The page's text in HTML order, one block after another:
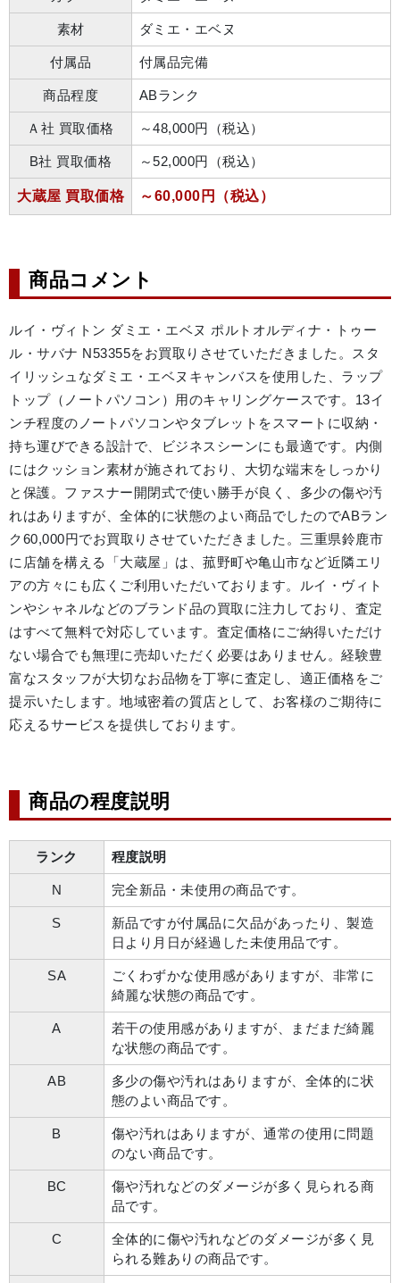
素材 ダミエ・エベヌ
付属品 付属品完備
商品程度 ABランク
Ａ社 買取価格 ～48,000円（税込）
B社 買取価格 ～52,000円（税込）
大蔵屋 買取価格 ～60,000円（税込）
商品コメント
ルイ・ヴィトン ダミエ・エベヌ ポルトオルディナ・トゥー
ル・サバナ N53355をお買取りさせていただきました。スタ
イリッシュなダミエ・エベヌキャンバスを使用した、ラップ
トップ（ノートパソコン）用のキャリングケースです。13イ
ンチ程度のノートパソコンやタブレットをスマートに収納・
持ち運びできる設計で、ビジネスシーンにも最適です。内側
にはクッション素材が施されており、大切な端末をしっかり
と保護。ファスナー開閉式で使い勝手が良く、多少の傷や汚
れはありますが、全体的に状態のよい商品でしたのでABラン
ク60,000円でお買取りさせていただきました。三重県鈴鹿市
に店舗を構える「大蔵屋」は、菰野町や亀山市など近隣エリ
アの方々にも広くご利用いただいております。ルイ・ヴィト
ンやシャネルなどのブランド品の買取に注力しており、査定
はすべて無料で対応しています。査定価格にご納得いただけ
ない場合でも無理に売却いただく必要はありません。経験豊
富なスタッフが大切なお品物を丁寧に査定し、適正価格をご
提示いたします。地域密着の質店として、お客様のご期待に
応えるサービスを提供しております。
商品の程度説明
ランク 程度説明
N 完全新品・未使用の商品です。
S
新品ですが付属品に欠品があったり、製造
日より月日が経過した未使用品です。
SA
ごくわずかな使用感がありますが、非常に
綺麗な状態の商品です。
A
若干の使用感がありますが、まだまだ綺麗
な状態の商品です。
AB
多少の傷や汚れはありますが、全体的に状
態のよい商品です。
B
傷や汚れはありますが、通常の使用に問題
のない商品です。
BC
傷や汚れなどのダメージが多く見られる商
品です。
C
全体的に傷や汚れなどのダメージが多く見
られる難ありの商品です。